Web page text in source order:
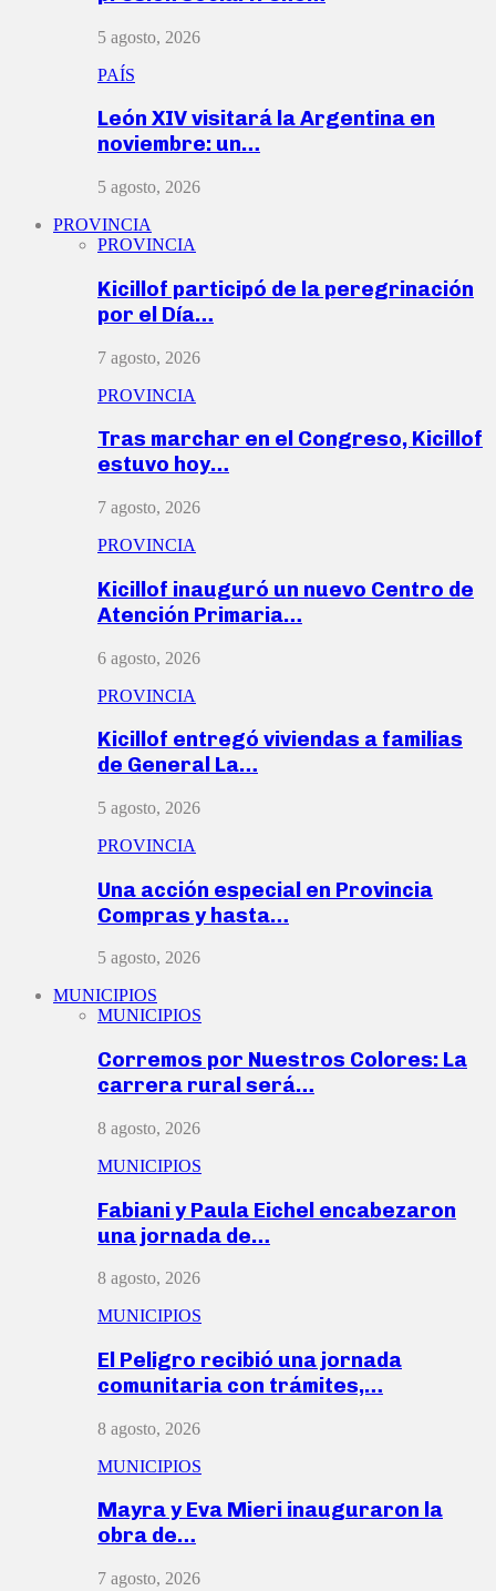
5 agosto, 2026
PAÍS
León XIV visitará la Argentina en
noviembre: un…
5 agosto, 2026
PROVINCIA
PROVINCIA
Kicillof participó de la peregrinación
por el Día…
7 agosto, 2026
PROVINCIA
Tras marchar en el Congreso, Kicillof
estuvo hoy…
7 agosto, 2026
PROVINCIA
Kicillof inauguró un nuevo Centro de
Atención Primaria…
6 agosto, 2026
PROVINCIA
Kicillof entregó viviendas a familias
de General La…
5 agosto, 2026
PROVINCIA
Una acción especial en Provincia
Compras y hasta…
5 agosto, 2026
MUNICIPIOS
MUNICIPIOS
Corremos por Nuestros Colores: La
carrera rural será…
8 agosto, 2026
MUNICIPIOS
Fabiani y Paula Eichel encabezaron
una jornada de…
8 agosto, 2026
MUNICIPIOS
El Peligro recibió una jornada
comunitaria con trámites,…
8 agosto, 2026
MUNICIPIOS
Mayra y Eva Mieri inauguraron la
obra de…
7 agosto, 2026